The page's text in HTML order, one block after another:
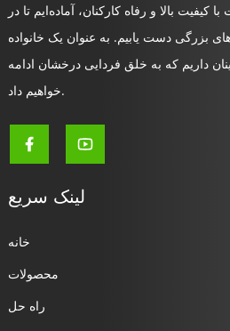
کیفیت بالا و رفاه کارکنان، آماده‌ایم تا در
بزرگی دست یابیم. به عنوان یک خانواده
داریم که به خلق فردایی درخشان ادامه
خواهیم داد.
لینک سریع
خانه
محصولات
راه حل